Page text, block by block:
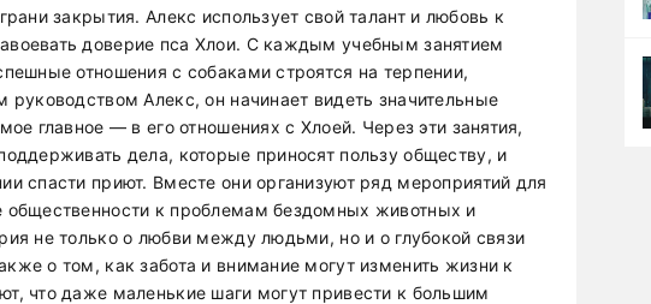
закрытия. Алекс использует свой талант и любовь к
доверие пса Хлои. С каждым учебным занятием
отношения с собаками строятся на терпении,
Алекс, он начинает видеть значительные
главное — в его отношениях с Хлоей. Через эти занятия,
дела, которые приносят пользу обществу, и
спасти приют. Вместе они организуют ряд мероприятий для
общественности к проблемам бездомных животных и
не только о любви между людьми, но и о глубокой связи
о том, как забота и внимание могут изменить жизни к
что даже маленькие шаги могут привести к большим